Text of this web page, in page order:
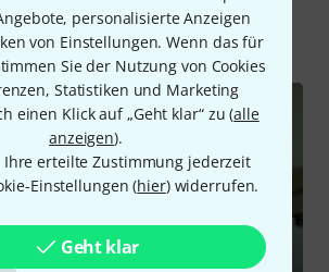
personalisierte Anzeigen
von Einstellungen. Wenn das für
Sie der Nutzung von Cookies
Statistiken und Marketing
einen Klick auf „Geht klar“ zu (alle
anzeigen).
Ihre erteilte Zustimmung jederzeit
Einstellungen (hier) widerrufen.
Geht klar
Ratgeber Testberichte